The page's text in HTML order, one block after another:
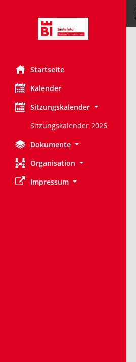
Startseite
Kalender
Sitzungskalender
Sitzungskalender 2026
Dokumente
Organisation
Impressum